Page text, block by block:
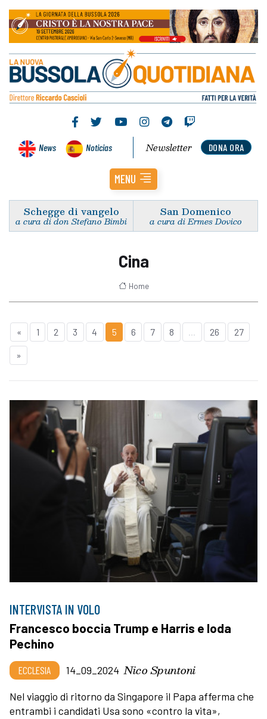
News Noticias DONA ORA
Newsletter
MENU
Schegge di vangelo
a cura di don Stefano Bimbi
San Domenico
a cura di Ermes Dovico
Cina
Home
« 1 2 3 4 5 6 7 8 26 27
»
INTERVISTA IN VOLO
Francesco boccia Trump e Harris e loda
Pechino
ECCLESIA 14_09_2024 Nico Spuntoni
Nel viaggio di ritorno da Singapore il Papa afferma che
entrambi i candidati Usa sono «contro la vita»,